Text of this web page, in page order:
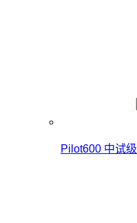
Pilot600 中试级